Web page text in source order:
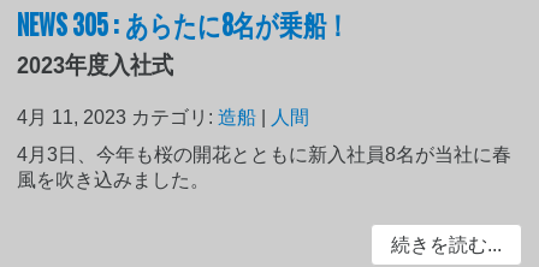
NEWS 305 : あらたに8名が乗船！
2023年度入社式
4月 11, 2023 カテゴリ:造船
人間
4月3日、今年も桜の開花とともに新入社員8名が当社に春
風を吹き込みました。
続きを読む...